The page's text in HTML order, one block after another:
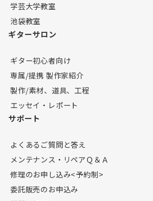
学芸大学教室
池袋教室
ギターサロン
ギター初心者向け
専属/提携 製作家紹介
製作/素材、道具、工程
エッセイ・レポート
サポート
よくあるご質問と答え
メンテナンス・リペアＱ＆Ａ
修理のお申し込み<予約制>
委託販売のお申込み